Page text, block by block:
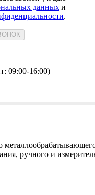
данных и
.
09:00-16:00)
ручного и